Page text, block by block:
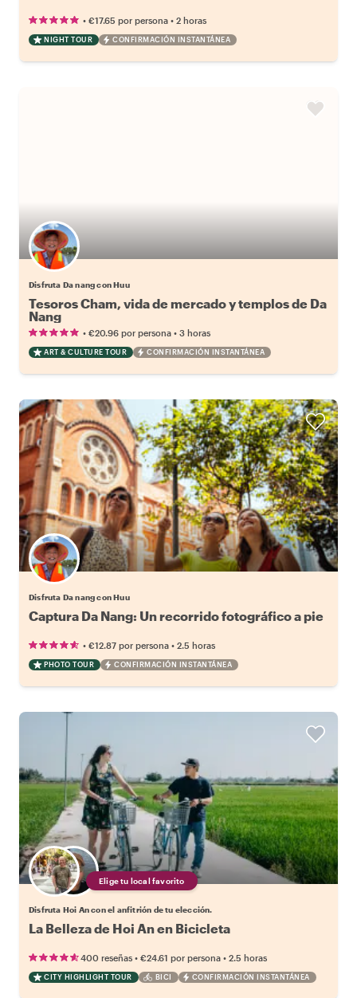
• €17.65 por persona • 2 horas
NIGHT TOUR CONFIRMACIÓN INSTANTÁNEA
Disfruta Da nang con Huu
Tesoros Cham, vida de mercado y templos de Da
Nang
• €20.96 por persona • 3 horas
ART & CULTURE TOUR CONFIRMACIÓN INSTANTÁNEA
Disfruta Da nang con Huu
Captura Da Nang: Un recorrido fotográfico a pie
• €12.87 por persona • 2.5 horas
PHOTO TOUR CONFIRMACIÓN INSTANTÁNEA
Elige tu local favorito
Disfruta Hoi An con el anfitrión de tu elección.
La Belleza de Hoi An en Bicicleta
400 reseñas • €24.61 por persona • 2.5 horas
CITY HIGHLIGHT TOUR BICI CONFIRMACIÓN INSTANTÁNEA